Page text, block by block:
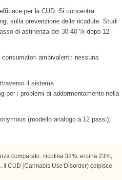
per la CUD. Si concentra
sulla prevenzione delle ricadute. Studi
di astinenza del 30-40 % dopo 12
ambivalenti: nessuna
il sistema
per i problemi di addormentamento nella
(modello analogo a 12 passi);
comparato: nicotina 32%, eroina 23%,
Il CUD (Cannabis Use Disorder) colpisce